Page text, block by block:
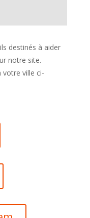
destinés à aider
notre site.
votre ville ci-